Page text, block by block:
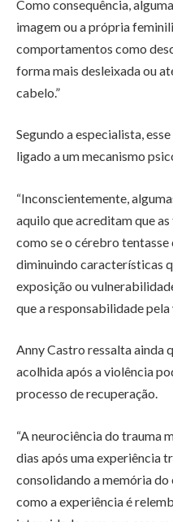
Como consequência,
imagem ou a própria
comportamentos como
forma mais desleixada ou
cabelo.”
Segundo a especialista,
ligado a um mecanismo
“Inconscientemente,
aquilo que acreditam que
como se o cérebro tentasse
diminuindo características
exposição ou
que a responsabilidade pela
Anny Castro ressalta ainda
acolhida após a violência
processo de recuperação.
“A neurociência do trauma
dias após uma experiência
consolidando a memória
como a experiência é